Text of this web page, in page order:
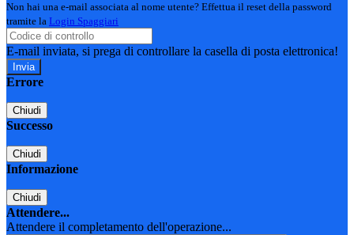
Non hai una e-mail associata al nome utente? Effettua il reset della password
tramite la Login Spaggiari
E-mail inviata, si prega di controllare la casella di posta elettronica!
Errore
Chiudi
Successo
Chiudi
Informazione
Chiudi
Attendere...
Attendere il completamento dell'operazione...